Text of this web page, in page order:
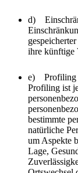
d)
ihre künftige
e) Profiling
Profiling ist
bestimmte
natürliche
um Aspekte
Lage,